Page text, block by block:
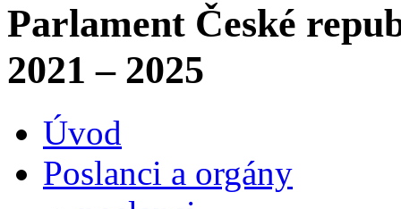
Parlament České
2021 – 2025
Úvod
Poslanci a orgány